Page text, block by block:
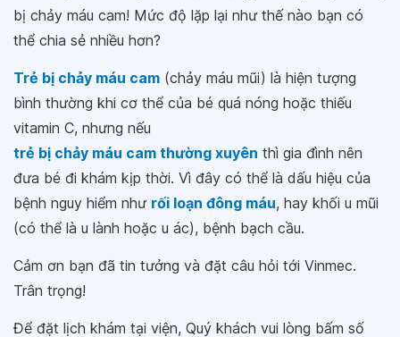
bị chảy máu cam! Mức độ lặp lại như thế nào bạn có
thể chia sẻ nhiều hơn?
Trẻ bị chảy máu cam (chảy máu mũi) là hiện tượng
bình thường khi cơ thể của bé quá nóng hoặc thiếu
vitamin C, nhưng nếu
trẻ bị chảy máu cam thường xuyên thì gia đình nên
đưa bé đi khám kịp thời. Vì đây có thể là dấu hiệu của
bệnh nguy hiểm như rối loạn đông máu, hay khối u mũi
(có thể là u lành hoặc u ác), bệnh bạch cầu.
Cảm ơn bạn đã tin tưởng và đặt câu hỏi tới Vinmec.
Trân trọng!
Để đặt lịch khám tại viện, Quý khách vui lòng bấm số